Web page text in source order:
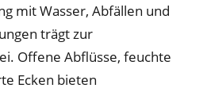
mit Wasser, Abfällen und
trägt zur
Offene Abflüsse, feuchte
Ecken bieten